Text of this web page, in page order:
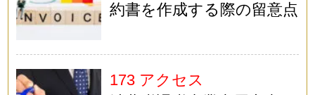
約書を作成する際の留意点
173 アクセス